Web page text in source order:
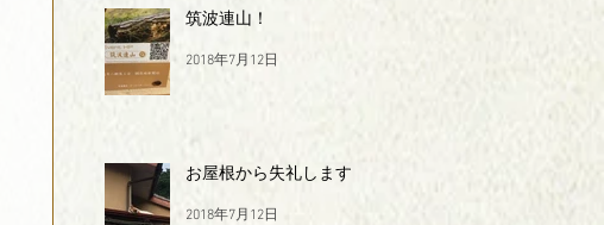
筑波連山！
2018年7月12日
お屋根から失礼します
2018年7月12日